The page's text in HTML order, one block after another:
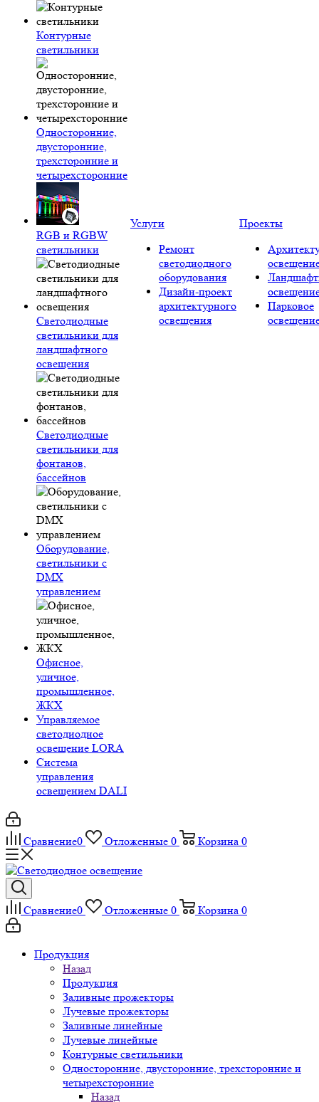
Контурные
светильники
Односторонние,
двусторонние,
трехсторонние и
четырехсторонние
RGB и RGBW
светильники
Светодиодные
светильники для
ландшафтного
освещения
Светодиодные
светильники для
фонтанов,
бассейнов
Оборудование,
светильники с
DMX
управлением
Офисное,
уличное,
промышленное,
ЖКХ
Управляемое
светодиодное
освещение LORA
Система
управления
освещением DALI
Услуги
Ремонт
светодиодного
оборудования
Дизайн-проект
архитектурного
освещения
Проекты
Парковое
Сравнение0 Отложенные 0 Корзина 0
Сравнение0 Отложенные 0 Корзина 0
Продукция
Назад
Продукция
Заливные прожекторы
Лучевые прожекторы
Заливные линейные
Лучевые линейные
Контурные светильники
Односторонние, двусторонние, трехсторонние и
четырехсторонние
Назад